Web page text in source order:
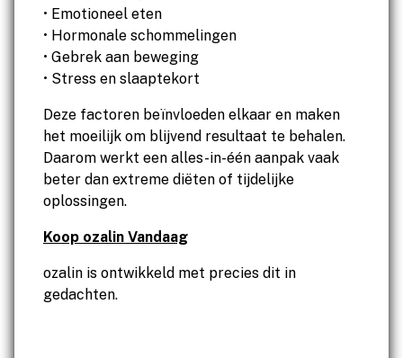
• Emotioneel eten
• Hormonale schommelingen
• Gebrek aan beweging
• Stress en slaaptekort
Deze factoren beïnvloeden elkaar en maken
het moeilijk om blijvend resultaat te behalen.
Daarom werkt een alles-in-één aanpak vaak
beter dan extreme diëten of tijdelijke
oplossingen.
Koop ozalin Vandaag
ozalin is ontwikkeld met precies dit in
gedachten.